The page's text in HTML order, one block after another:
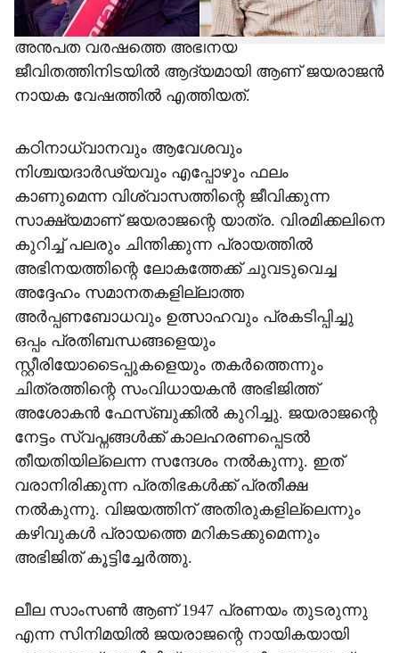
മികച്ച നടനുള്ള പുരസ്ക്കാരം തേടിയെത്തിയത്.
അൻപത് വർഷത്തെ അഭിനയ
ജീവിതത്തിനിടയിൽ ആദ്യമായി ആണ് ജയരാജൻ
നായക വേഷത്തിൽ എത്തിയത്.
കഠിനാധ്വാനവും ആവേശവും
നിശ്ചയദാർഢ്യവും എപ്പോഴും ഫലം
കാണുമെന്ന വിശ്വാസത്തിന്റെ ജീവിക്കുന്ന
സാക്ഷ്യമാണ് ജയരാജന്റെ യാത്ര. വിരമിക്കലിനെ
കുറിച്ച് പലരും ചിന്തിക്കുന്ന പ്രായത്തിൽ
അഭിനയത്തിന്റെ ലോകത്തേക്ക് ചുവടുവെച്ച
അദ്ദേഹം സമാനതകളില്ലാത്ത
അർപ്പണബോധവും ഉത്സാഹവും പ്രകടിപ്പിച്ചു
ഒപ്പം പ്രതിബന്ധങ്ങളെയും
സ്റ്റീരിയോടൈപ്പുകളെയും തകർത്തെന്നും
ചിത്രത്തിന്റെ സംവിധായകൻ അഭിജിത്ത്‌
അശോകൻ ഫേസ്ബുക്കിൽ കുറിച്ചു. ജയരാജന്റെ
നേട്ടം സ്വപ്നങ്ങൾക്ക് കാലഹരണപ്പെടൽ
തീയതിയില്ലെന്ന സന്ദേശം നൽകുന്നു. ഇത്
വരാനിരിക്കുന്ന പ്രതിഭകൾക്ക് പ്രതീക്ഷ
നൽകുന്നു. വിജയത്തിന് അതിരുകളില്ലെന്നും
കഴിവുകൾ പ്രായത്തെ മറികടക്കുമെന്നും
അഭിജിത് കൂട്ടിച്ചേർത്തു.
ലീല സാംസൺ ആണ് 1947 പ്രണയം തുടരുന്നു
എന്ന സിനിമയിൽ ജയരാജന്റെ നായികയായി